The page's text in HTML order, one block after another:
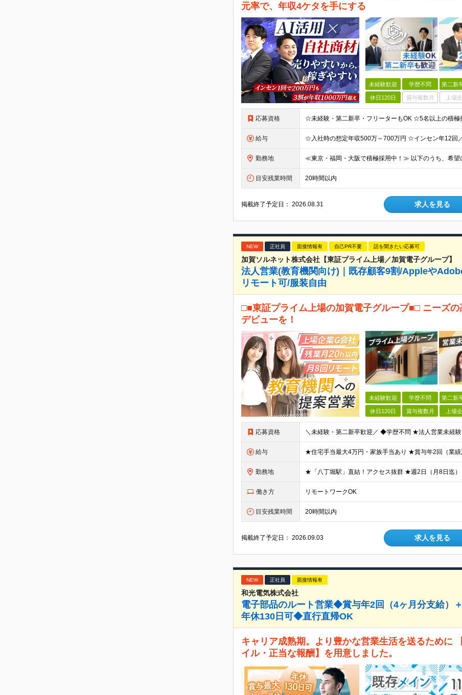
元率で、年収4ケタを手にする
未経験歓迎 学歴不問 第二新
休日120日 賞与複数月 上場
応募資格
給与
勤務地
目安残業時間 20時間以内
掲載終了予定日：2026.08.31 求人を見る
NEW 正社員 面接情報有 自己PR不要 話を聞きたい応募可
加賀ソルネット株式会社【東証プライム上場／加賀電子グループ】
法人営業(教育機関向け)｜既存顧客9割/Appleや
リモート可/服装自由
□■東証プライム上場の加賀電子グループ■□ ニーズ
デビューを！
未経験歓迎 学歴不問 第二新
休日120日 賞与複数月 上場
応募資格
給与
勤務地
働き方 リモートワークOK
目安残業時間 20時間以内
掲載終了予定日：2026.09.03 求人を見る
NEW 正社員 面接情報有
和光電気株式会社
電子部品のルート営業◆賞与年2回（4ヶ月分支給）
年休130日可◆直行直帰OK
キャリア成熟期。より豊かな営業生活を送るために
イル・正当な報酬】を用意しました。